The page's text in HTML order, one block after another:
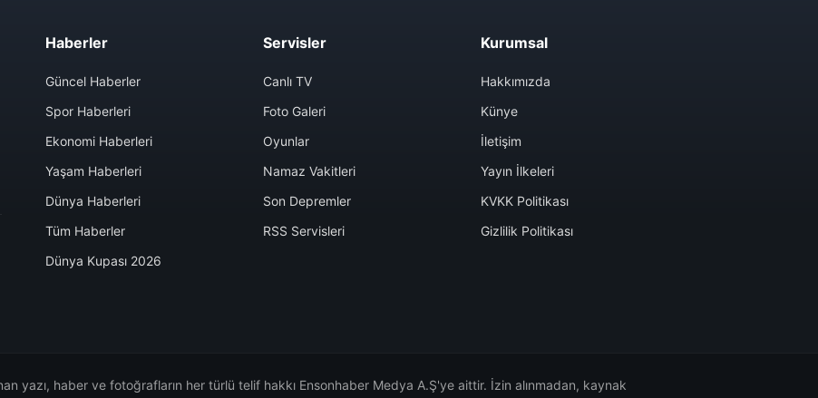
Haberler
Güncel Haberler
Spor Haberleri
Ekonomi Haberleri
Yaşam Haberleri
Dünya Haberleri
Tüm Haberler
Dünya Kupası 2026
Servisler
Canlı TV
Foto Galeri
Oyunlar
Namaz Vakitleri
Son Depremler
RSS Servisleri
Kurumsal
Hakkımızda
Künye
İletişim
Yayın İlkeleri
KVKK Politikası
Gizlilik Politikası
yazı, haber ve fotoğrafların her türlü telif hakkı Ensonhaber Medya A.Ş'ye aittir. İzin alınmadan, kaynak